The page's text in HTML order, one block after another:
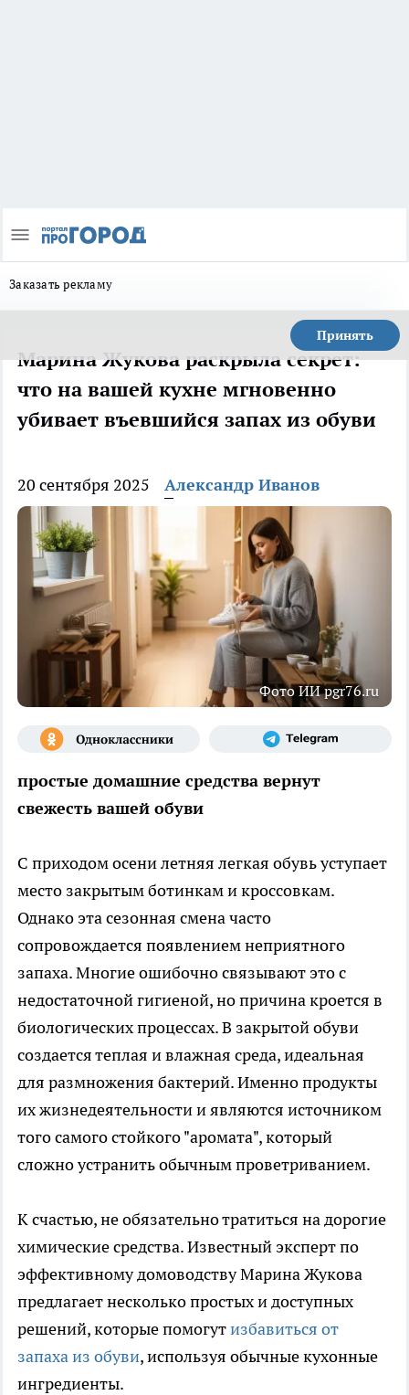
Заказать рекламу
Принять
Марина Жукова раскрыла секрет:
что на вашей кухне мгновенно
убивает въевшийся запах из обуви
20 сентября 2025 Александр Иванов
Фото ИИ pgr76.ru
простые домашние средства вернут
свежесть вашей обуви
С приходом осени летняя легкая обувь уступает
место закрытым ботинкам и кроссовкам.
Однако эта сезонная смена часто
сопровождается появлением неприятного
запаха. Многие ошибочно связывают это с
недостаточной гигиеной, но причина кроется в
биологических процессах. В закрытой обуви
создается теплая и влажная среда, идеальная
для размножения бактерий. Именно продукты
их жизнедеятельности и являются источником
того самого стойкого "аромата", который
сложно устранить обычным проветриванием.
К счастью, не обязательно тратиться на дорогие
химические средства. Известный эксперт по
эффективному домоводству Марина Жукова
предлагает несколько простых и доступных
решений, которые помогутизбавиться от
запаха из обуви, используя обычные кухонные
ингредиенты.